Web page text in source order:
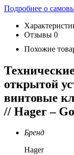
Подробнее о
Отзывы 0
Похожие
открытой
винтовые
// Hager –
Бренд
Hager